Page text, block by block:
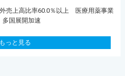
売上高比率60.0％以上 医療用薬事業
多国展開加速
もっと見る